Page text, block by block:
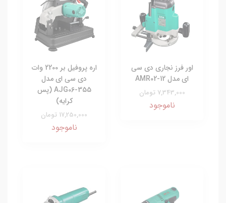
اور فرز نجاری دی سی
ای مدل AMR02-12
7,343,000 تومان
ناموجود
اره پروفیل بر 2200 وات
دی سی ای مدل
AJG06-355 (پس
کرایه)
17,250,000 تومان
ناموجود